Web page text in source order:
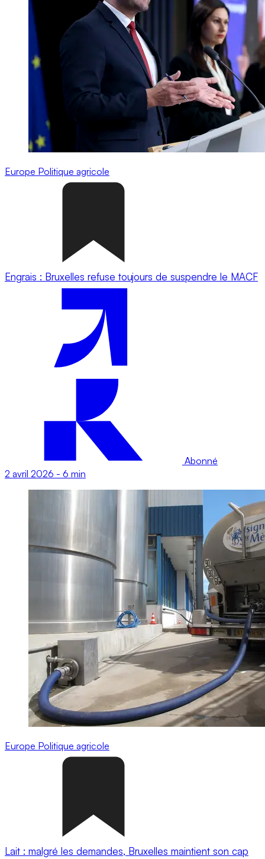
Europe Politique agricole
Engrais : Bruxelles refuse toujours de suspendre le MACF
Abonné
2 avril 2026 - 6 min
Europe Politique agricole
Lait : malgré les demandes, Bruxelles maintient son cap